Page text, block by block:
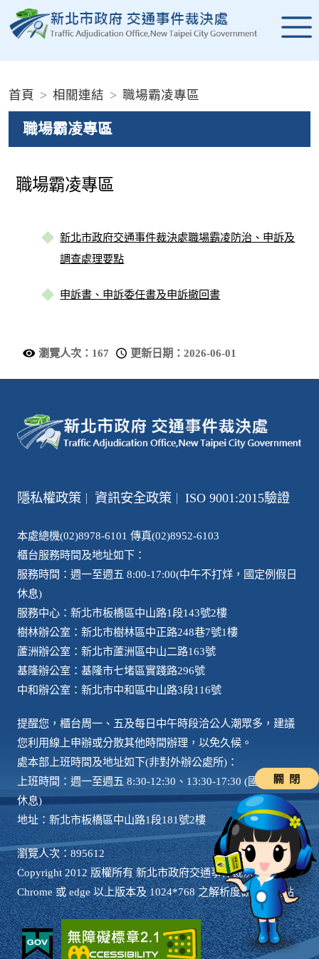
進入內容區塊
首頁 相關連結 職場霸凌專區
職場霸凌專區
職場霸凌專區
新北市政府交通事件裁決處職場霸凌防治、申訴及
調查處理要點
申訴書、申訴委任書及申訴撤回書
瀏覽人次：167 更新日期：2026-06-01
隱私權政策 資訊安全政策 ISO 9001:2015驗證
本處總機(02)8978-6101 傳真(02)8952-6103
櫃台服務時間及地址如下：
服務時間：週一至週五 8:00-17:00(中午不打烊，國定例假日
休息)
服務中心：新北市板橋區中山路1段143號2樓
樹林辦公室：新北市樹林區中正路248巷7號1樓
蘆洲辦公室：新北市蘆洲區中山二路163號
基隆辦公室：基隆市七堵區實踐路296號
中和辦公室：新北市中和區中山路3段116號
提醒您，櫃台周一、五及每日中午時段洽公人潮眾多，建議
您利用線上申辦或分散其他時間辦理，以免久候。
處本部上班時間及地址如下(非對外辦公處所)：
上班時間：週一至週五 8:30-12:30、13:30-17:30 (國定例假日
休息)
地址：新北市板橋區中山路1段181號2樓
瀏覽人次：895612
Copyright 2012 版權所有 新北市政府交通事件裁決處 請用
Chrome 或 edge 以上版本及 1024*768 之解析度觀看本網站